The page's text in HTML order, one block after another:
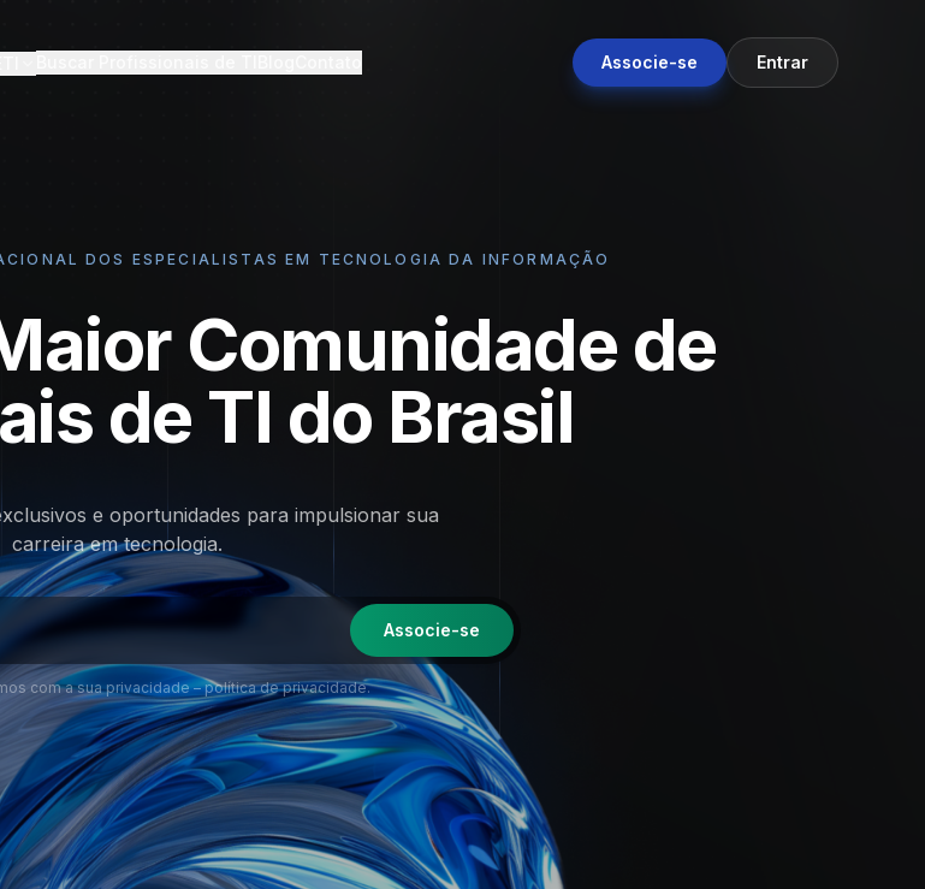
Associe-se Entrar
DOS ESPECIALISTAS EM TECNOLOGIA DA INFORMAÇÃO
Comunidade de
de TI do Brasil
e oportunidades para impulsionar sua
carreira em tecnologia.
Associe-se
com a sua privacidade –política de privacidade.